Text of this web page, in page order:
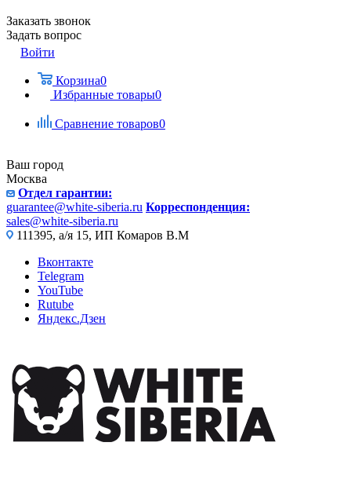
Заказать звонок
Задать вопрос
Войти
Корзина0
Избранные товары0
Сравнение товаров0
Ваш город
Москва
Отдел гарантии:
guarantee@white-siberia.ru Корреспонденция:
sales@white-siberia.ru
111395, а/я 15, ИП Комаров В.М
Вконтакте
Telegram
YouTube
Rutube
Яндекс.Дзен